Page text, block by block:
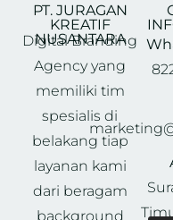
PT. JURAGAN
KREATIF
NUSANTARA
Digital Branding
Agency yang
memiliki tim
spesialis di
belakang tiap
layanan kami
dari beragam
background